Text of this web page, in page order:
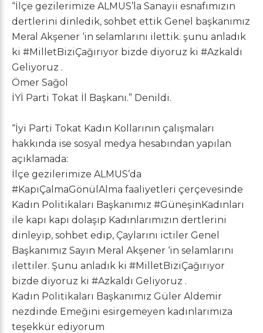
“İlçe gezilerimize ALMUS’la Sanayii esnafımızın
dertlerini dinledik, sohbet ettik Genel başkanımız
Meral Akşener ‘in selamlarını ilettik. şunu anladık
ki #MilletBiziÇağırıyor bizde diyoruz ki #Azkaldı
Geliyoruz .
Ömer Sağol
İYİ Parti Tokat İl Başkanı.” Denildi.
“İyi Parti Tokat Kadın Kollarının çalışmaları
hakkında ise sosyal medya hesabından yapılan
açıklamada:
İlçe gezilerimize ALMUS’da
#KapıÇalmaGönülAlma faaliyetleri çerçevesinde
Kadın Politikaları Başkanımız #GüneşinKadınları
ile kapı kapı dolaşıp Kadınlarımızın dertlerini
dinleyip, sohbet edip, Çaylarını ictiler Genel
Başkanımız Sayın Meral Akşener ‘in selamlarını
ilettiler. Şunu anladık ki #MilletBiziÇağırıyor
bizde diyoruz ki #Azkaldı Geliyoruz .
Kadın Politikaları Başkanımız Güler Aldemir
nezdinde Emeğini esirgemeyen kadınlarımıza
teşekkür ediyorum